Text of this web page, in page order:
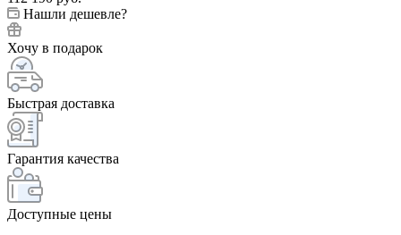
Нашли дешевле?
Хочу в подарок
Быстрая доставка
Гарантия качества
Доступные цены